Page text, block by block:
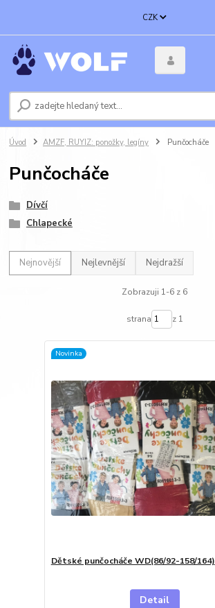
CZK
Úvod AMZF, RUYIZ: ponožky, legíny Punčocháče
Punčocháče
Dívčí
Chlapecké
Nejnovější Nejlevnější Nejdražší
Zobrazuji 1-6 z 6
strana z 1
Novinka
Dětské punčocháče WD(86/92-158/164)
Detail